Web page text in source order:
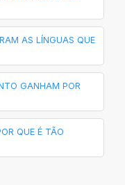
AS LÍNGUAS QUE
GANHAM POR
QUE É TÃO